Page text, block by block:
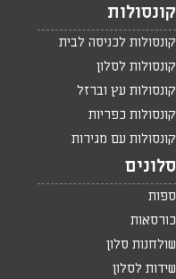
קונסולות
קונסולות לכניסה לבית
קונסולות לסלון
קונסולות עץ וברזל
קונסולות כפריות
קונסולות עם מגירות
סלונים
ספות
כורסאות
שולחנות סלון
שידות לסלון